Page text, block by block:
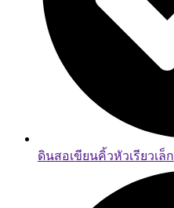
ดินสอเขียนคิ้วหัวเรียวเล็ก